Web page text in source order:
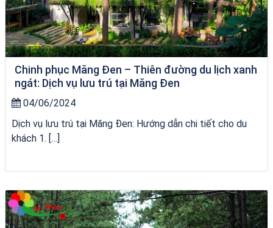
Chinh phục Măng Đen – Thiên đường du lịch xanh
ngát: Dịch vụ lưu trú tại Măng Đen
04/06/2024
Dịch vụ lưu trú tại Măng Đen: Hướng dẫn chi tiết cho du
khách 1. […]
Tour Gia Lai Quy Nhơn